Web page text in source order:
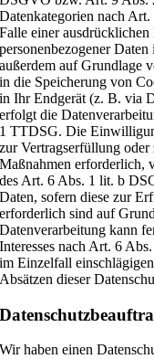
Datenkategorien nach
Falle einer
personenbezogener
außerdem auf Grundlage
in die Speicherung von
in Ihr Endgerät (z. B. via
erfolgt die
1 TTDSG. Die
zur Vertragserfüllung
Maßnahmen erforderlich,
des Art. 6 Abs. 1 lit. b
Daten, sofern diese zur
erforderlich sind auf
Datenverarbeitung kann
Interesses nach Art. 6
im Einzelfall
Absätzen dieser
Wir haben einen